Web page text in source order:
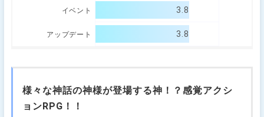
イベント 3.8
アップデート 3.8
様々な神話の神様が登場する神！？感覚アクシ
ョンRPG！！